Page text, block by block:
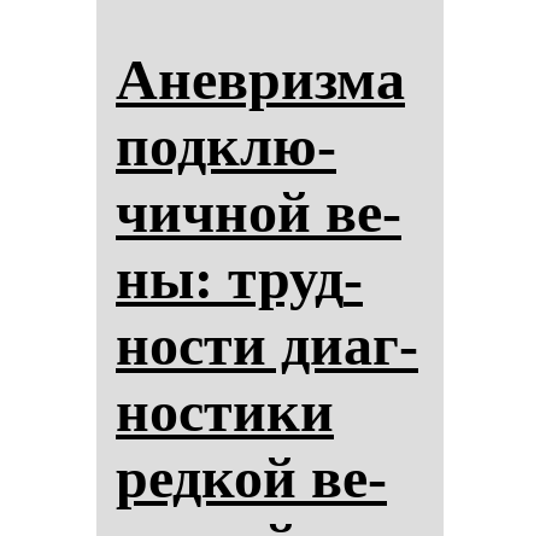
Анев­риз­ма
под­клю­
чич­ной ве­
ны: труд­
нос­ти ди­аг­
нос­ти­ки
ред­кой ве­